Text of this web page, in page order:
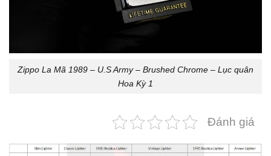
Zippo La Mã 1989 – U.S Army – Brushed Chrome – Lục quân
Hoa Kỳ 1
Đánh giá